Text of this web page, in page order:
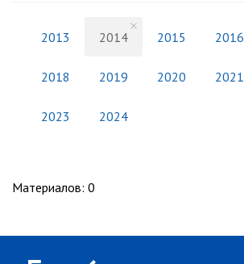
2013 2014 2015 2016
2018 2019 2020 2021
2023 2024
Материалов: 0